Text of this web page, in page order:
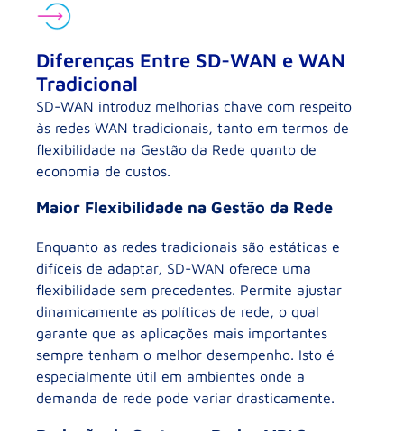
Diferenças Entre SD-WAN e WAN
Tradicional
SD-WAN introduz melhorias chave com respeito
às redes WAN tradicionais, tanto em termos de
flexibilidade na Gestão da Rede quanto de
economia de custos.
Maior Flexibilidade na Gestão da Rede
Enquanto as redes tradicionais são estáticas e
difíceis de adaptar, SD-WAN oferece uma
flexibilidade sem precedentes. Permite ajustar
dinamicamente as políticas de rede, o qual
garante que as aplicações mais importantes
sempre tenham o melhor desempenho. Isto é
especialmente útil em ambientes onde a
demanda de rede pode variar drasticamente.